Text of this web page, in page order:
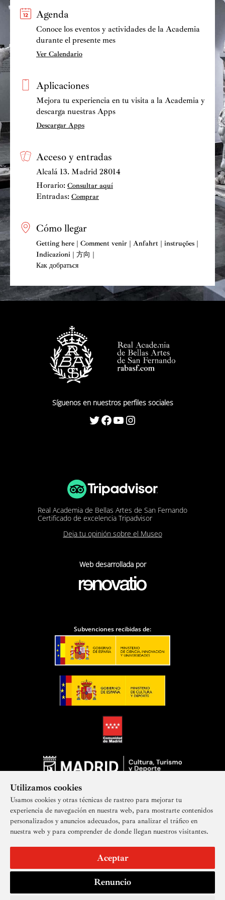
Utilizamos cookies
Usamos cookies y otras técnicas de rastreo para mejorar tu
experiencia de navegación en nuestra web, para mostrarte contenidos
personalizados y anuncios adecuados, para analizar el tráfico en
nuestra web y para comprender de donde llegan nuestros visitantes.
Aceptar
Renuncio
Agenda
Conoce los eventos y actividades de la Academia
durante el presente mes
Ver Calendario
Aplicaciones
Mejora tu experiencia en tu visita a la Academia y
descarga nuestras Apps
Descargar Apps
Acceso y entradas
Alcalá 13. Madrid 28014
Horario: Consultar aquí
Entradas: Comprar
Cómo llegar
Getting here | Comment venir | Anfahrt | instruções |
Indicazioni | 方向 |
Как добраться
Síguenos en nuestros perfiles sociales
Twitter Facebook YouTube Instagram
Real Academia de Bellas Artes de San Fernando
Certificado de excelencia Tripadvisor
Deja tu opinión sobre el Museo
Web desarrollada por
Subvenciones recibidas de:
Suscríbete a nuestra newsletter
AccesibilidadDerechos de imagen
Política de privacidadContactoCookies